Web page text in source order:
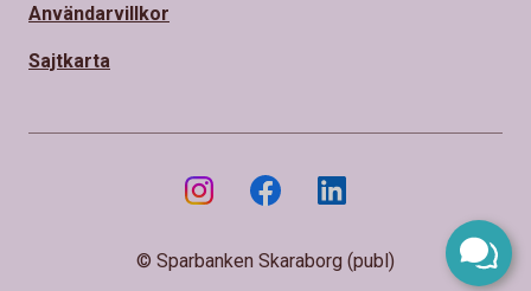
Användarvillkor
Sajtkarta
© Sparbanken Skaraborg (publ)